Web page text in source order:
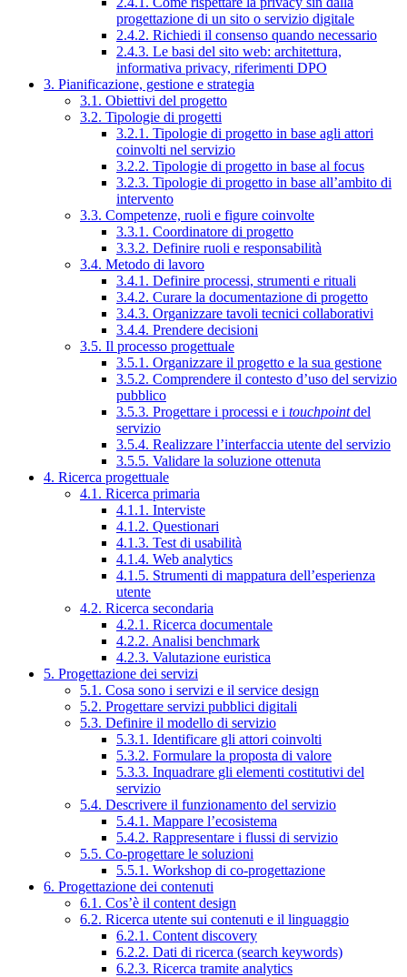
progettazione di un sito o servizio digitale
2.4.2. Richiedi il consenso quando necessario
2.4.3. Le basi del sito web: architettura,
informativa privacy, riferimenti DPO
3. Pianificazione, gestione e strategia
3.1. Obiettivi del progetto
3.2. Tipologie di progetti
3.2.1. Tipologie di progetto in base agli attori
coinvolti nel servizio
3.2.2. Tipologie di progetto in base al focus
3.2.3. Tipologie di progetto in base all’ambito di
intervento
3.3. Competenze, ruoli e figure coinvolte
3.3.1. Coordinatore di progetto
3.3.2. Definire ruoli e responsabilità
3.4. Metodo di lavoro
3.4.1. Definire processi, strumenti e rituali
3.4.2. Curare la documentazione di progetto
3.4.3. Organizzare tavoli tecnici collaborativi
3.4.4. Prendere decisioni
3.5. Il processo progettuale
3.5.1. Organizzare il progetto e la sua gestione
3.5.2. Comprendere il contesto d’uso del servizio
pubblico
3.5.3. Progettare i processi e i touchpointdel
servizio
3.5.4. Realizzare l’interfaccia utente del servizio
3.5.5. Validare la soluzione ottenuta
4. Ricerca progettuale
4.1. Ricerca primaria
4.1.1. Interviste
4.1.2. Questionari
4.1.3. Test di usabilità
4.1.4. Web analytics
4.1.5. Strumenti di mappatura dell’esperienza
utente
4.2. Ricerca secondaria
4.2.1. Ricerca documentale
4.2.2. Analisi benchmark
4.2.3. Valutazione euristica
5. Progettazione dei servizi
5.1. Cosa sono i servizi e il service design
5.2. Progettare servizi pubblici digitali
5.3. Definire il modello di servizio
5.3.1. Identificare gli attori coinvolti
5.3.2. Formulare la proposta di valore
5.3.3. Inquadrare gli elementi costitutivi del
servizio
5.4. Descrivere il funzionamento del servizio
5.4.1. Mappare l’ecosistema
5.4.2. Rappresentare i flussi di servizio
5.5. Co-progettare le soluzioni
5.5.1. Workshop di co-progettazione
6. Progettazione dei contenuti
6.1. Cos’è il content design
6.2. Ricerca utente sui contenuti e il linguaggio
6.2.1. Content discovery
6.2.2. Dati di ricerca (search keywords)
6.2.3. Ricerca tramite analytics